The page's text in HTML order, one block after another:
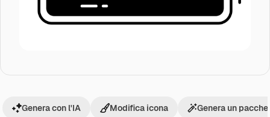
Genera con l'IA Modifica icona Genera un